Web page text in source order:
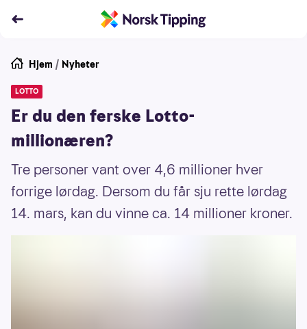
Hjem / Nyheter
LOTTO
Er du den ferske Lotto-
millionæren?
Tre personer vant over 4,6 millioner hver
forrige lørdag. Dersom du får sju rette lørdag
14. mars, kan du vinne ca. 14 millioner kroner.